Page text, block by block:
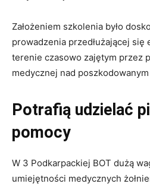
Założeniem szkolenia było
prowadzenia przedłużającej
terenie czasowo zajętym przez
medycznej nad
Potrafią udzielać
pomocy
W 3 Podkarpackiej BOT dużą
umiejętności medycznych